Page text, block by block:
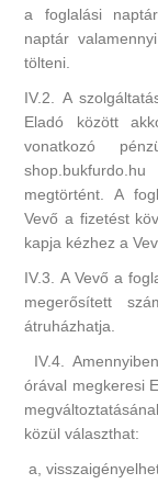
a foglalási
naptár
tölteni.
IV.2. A
Eladó között
vonatkozó
megtörtént. A
Vevő a fizetést
kapja kézhez a
IV.3. A Vevő a
megerősített
átruházhatja.
IV.4.
órával megkeresi
közül választhat:
a,